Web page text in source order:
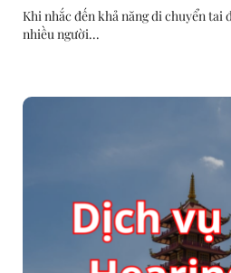
Khi nhắc đến khả năng di chuyển tai
nhiều người...